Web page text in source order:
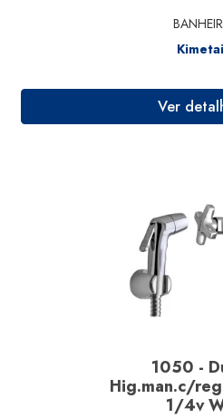
Ver
1050 -
Hig.man.c/
1/4v